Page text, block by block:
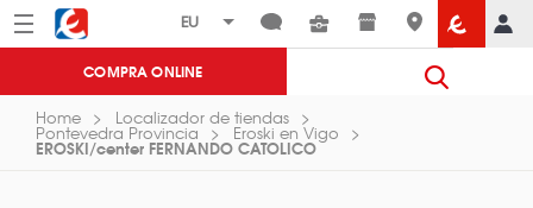
Menú Eroski
COMPRA ONLINE
Home Localizador de tiendas
Pontevedra Provincia Eroski en Vigo
EROSKI/center FERNANDO CATOLICO